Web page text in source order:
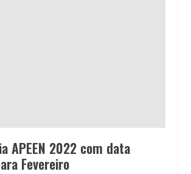
APEEN 2022 com data
Fevereiro